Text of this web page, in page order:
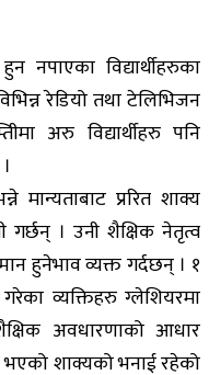
नपाएका विद्यार्थीहरुका
रेडियो तथा टेलिभिजन
अरु विद्यार्थीहरु पनि
प्ररित शाक्य
। उनी शैक्षिक नेतृत्व
हुनेभाव व्यक्त गर्दछन् । १
व्यक्तिहरु ग्लेशियरमा
अवधारणाको आधार
शाक्यको भनाई रहेको